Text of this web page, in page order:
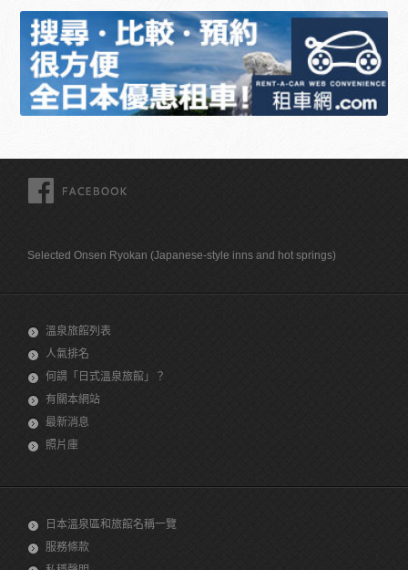
Selected Onsen Ryokan (Japanese-style inns and hot springs)
溫泉旅館列表
人氣排名
何謂「日式溫泉旅館」？
有關本網站
最新消息
照片庫
日本溫泉區和旅館名稱一覽
服務條款